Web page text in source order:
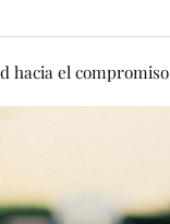
hacia el compromiso